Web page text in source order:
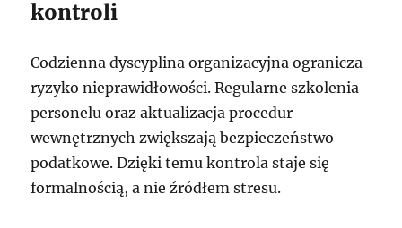
kontroli
Codzienna dyscyplina organizacyjna ogranicza
ryzyko nieprawidłowości. Regularne szkolenia
personelu oraz aktualizacja procedur
wewnętrznych zwiększają bezpieczeństwo
podatkowe. Dzięki temu kontrola staje się
formalnością, a nie źródłem stresu.